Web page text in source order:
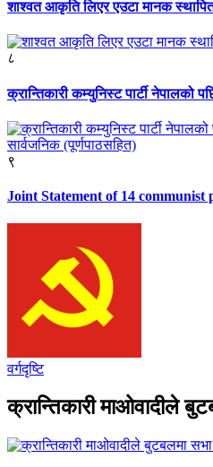
शाश्वत आकृति लिएर एउटा मानक
८
क्रान्तिकारी कम्युनिस्ट पार्टी नेपालको
९
Joint Statement of 14 communist
वर्गदृष्टि
क्रान्तिकारी माओवादीले